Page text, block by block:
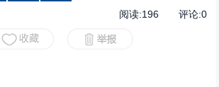
阅读:196评论:0